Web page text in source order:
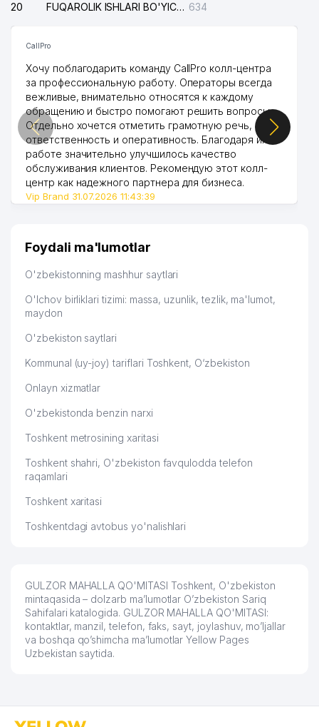
20
FUQAROLIK ISHLARI BO'YICHA UCH-TEPA TUMANI SUDI 634
CallPro
Хочу поблагодарить команду CallPro колл-центра
за профессиональную работу. Операторы всегда
вежливые, внимательно относятся к каждому
обращению и быстро помогают решить вопросы.
Отдельно хочется отметить грамотную речь,
ответственность и оперативность. Благодаря их
работе значительно улучшилось качество
обслуживания клиентов. Рекомендую этот колл-
центр как надежного партнера для бизнеса.
Vip Brand 31.07.2026 11:43:39
Foydali ma'lumotlar
O'zbekistonning mashhur saytlari
O'lchov birliklari tizimi: massa, uzunlik, tezlik, ma'lumot,
maydon
O'zbekiston saytlari
Kommunal (uy-joy) tariflari Toshkent, O‘zbekiston
Onlayn xizmatlar
O'zbekistonda benzin narxi
Toshkent metrosining xaritasi
Toshkent shahri, O'zbekiston favqulodda telefon
raqamlari
Toshkent xaritasi
Toshkentdagi avtobus yo'nalishlari
GULZOR MAHALLA QO'MITASI Toshkent, O'zbekiston
mintaqasida – dolzarb ma’lumotlar O’zbekiston Sariq
Sahifalari katalogida. GULZOR MAHALLA QO'MITASI:
kontaktlar, manzil, telefon, faks, sayt, joylashuv, mo’ljallar
va boshqa qo’shimcha ma’lumotlar Yellow Pages
Uzbekistan saytida.